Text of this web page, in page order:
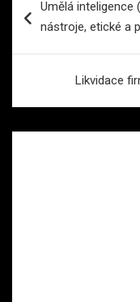
proUmělá inteligence
nástroje, etické a
Likvidace